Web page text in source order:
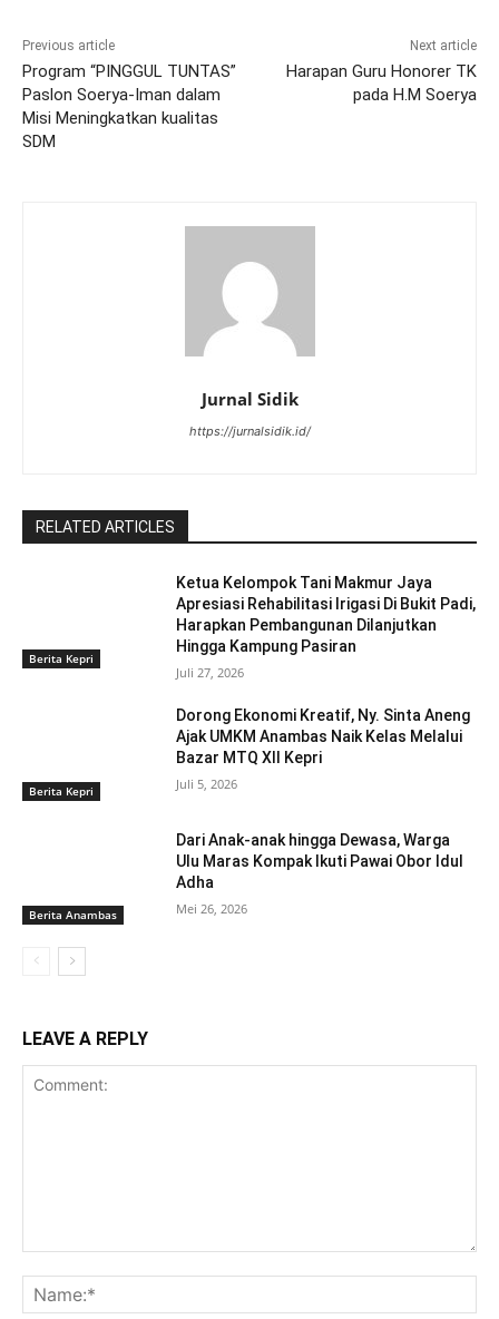
Previous article
Program “PINGGUL TUNTAS”
Paslon Soerya-Iman dalam
Misi Meningkatkan kualitas
SDM
Next article
Harapan Guru Honorer TK
pada H.M Soerya
Jurnal Sidik
https://jurnalsidik.id/
RELATED ARTICLES
Berita Kepri
Ketua Kelompok Tani Makmur Jaya
Apresiasi Rehabilitasi Irigasi Di Bukit Padi,
Harapkan Pembangunan Dilanjutkan
Hingga Kampung Pasiran ‎
Juli 27, 2026
Berita Kepri
Dorong Ekonomi Kreatif, Ny. Sinta Aneng
‎Ajak UMKM Anambas Naik Kelas Melalui
Bazar MTQ XII Kepri
Juli 5, 2026
Berita Anambas
Dari Anak-anak hingga Dewasa, Warga
Ulu Maras Kompak Ikuti Pawai Obor Idul
Adha
Mei 26, 2026
LEAVE A REPLY